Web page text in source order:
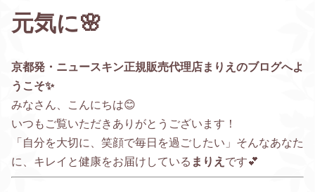
元気に🌸
京都発・ニュースキン正規販売代理店まりえのブログへよ
うこそ✨
みなさん、こんにちは😊
いつもご覧いただきありがとうございます！
「自分を大切に、笑顔で毎日を過ごしたい」そんなあなた
に、キレイと健康をお届けしている まりえ です💕